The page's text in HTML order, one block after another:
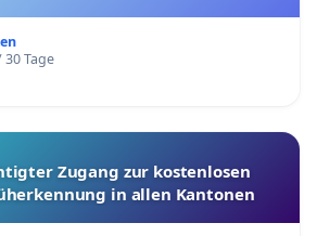
Tage
Zugang zur kostenlosen
in allen Kantonen